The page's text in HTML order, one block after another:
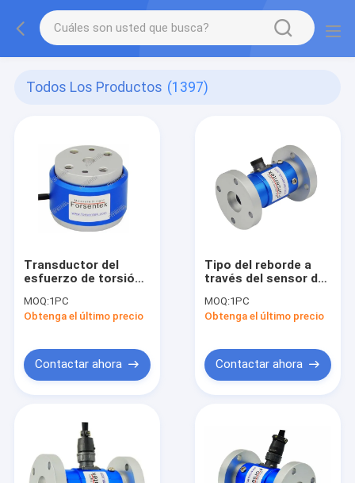
Todos Los Productos (1397)
Transductor del
esfuerzo de torsión
5 del esfuerzo de
torsión de la
esfuerzo de torsión
5 en-libras
MOQ:1PC
Obtenga el último precio
Contactar ahora
Tipo del reborde a
través del sensor del
del agujero para la
máquina automática
mediante tornillos
MOQ:1PC
Obtenga el último precio
Contactar ahora